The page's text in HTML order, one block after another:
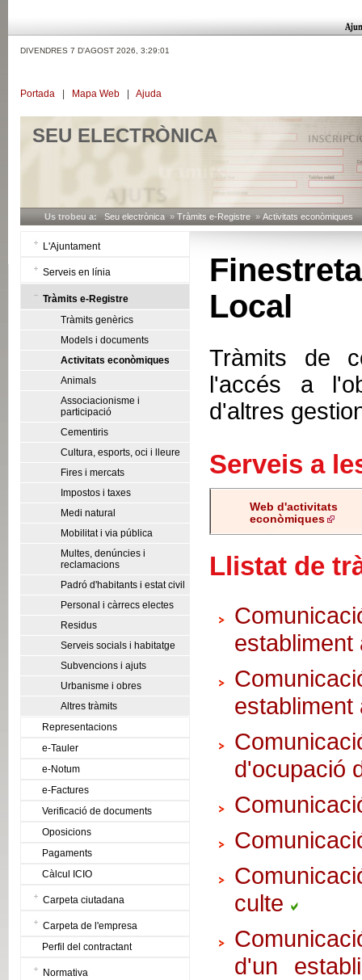
DIVENDRES 7 D'AGOST 2026, 3:29:01
Portada Mapa Web Ajuda
SEU ELECTRÒNICA
Us trobeu a: Seu electrònica » Tràmits e-Registre » Activitats econòmiques
L'Ajuntament
Serveis en línia
Tràmits e-Registre
Tràmits genèrics
Models i documents
Activitats econòmiques
Animals
Associacionisme i
participació
Cementiris
Cultura, esports, oci i lleure
Fires i mercats
Impostos i taxes
Medi natural
Mobilitat i via pública
Multes, denúncies i
reclamacions
Padró d'habitants i estat civil
Personal i càrrecs electes
Residus
Serveis socials i habitatge
Subvencions i ajuts
Urbanisme i obres
Altres tràmits
Representacions
e-Tauler
e-Notum
e-Factures
Verificació de documents
Oposicions
Pagaments
Càlcul ICIO
Carpeta ciutadana
Carpeta de l'empresa
Perfil del contractant
Normativa
Local
Tràmits de
l'accés a
d'altres
Serveis a
Web d'activitats
econòmiques
Llistat de
d'ocupació
culte
d'un